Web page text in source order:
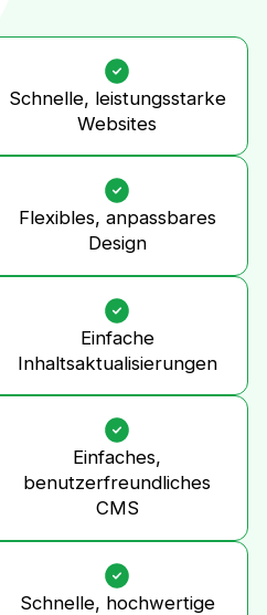
Schnelle, leistungsstarke
Websites
Flexibles, anpassbares
Design
Einfache
Inhaltsaktualisierungen
Einfaches,
benutzerfreundliches
CMS
Schnelle, hochwertige